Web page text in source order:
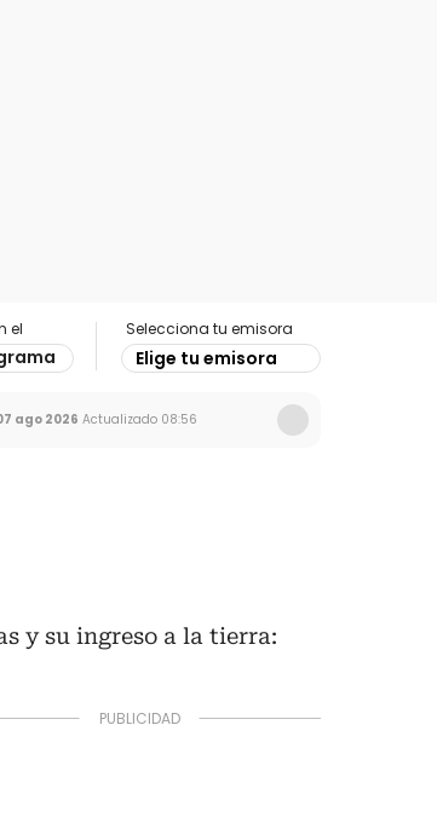
el Selecciona tu emisora
Elige tu emisora
ago 2026 Actualizado 08:56
y su ingreso a la tierra: